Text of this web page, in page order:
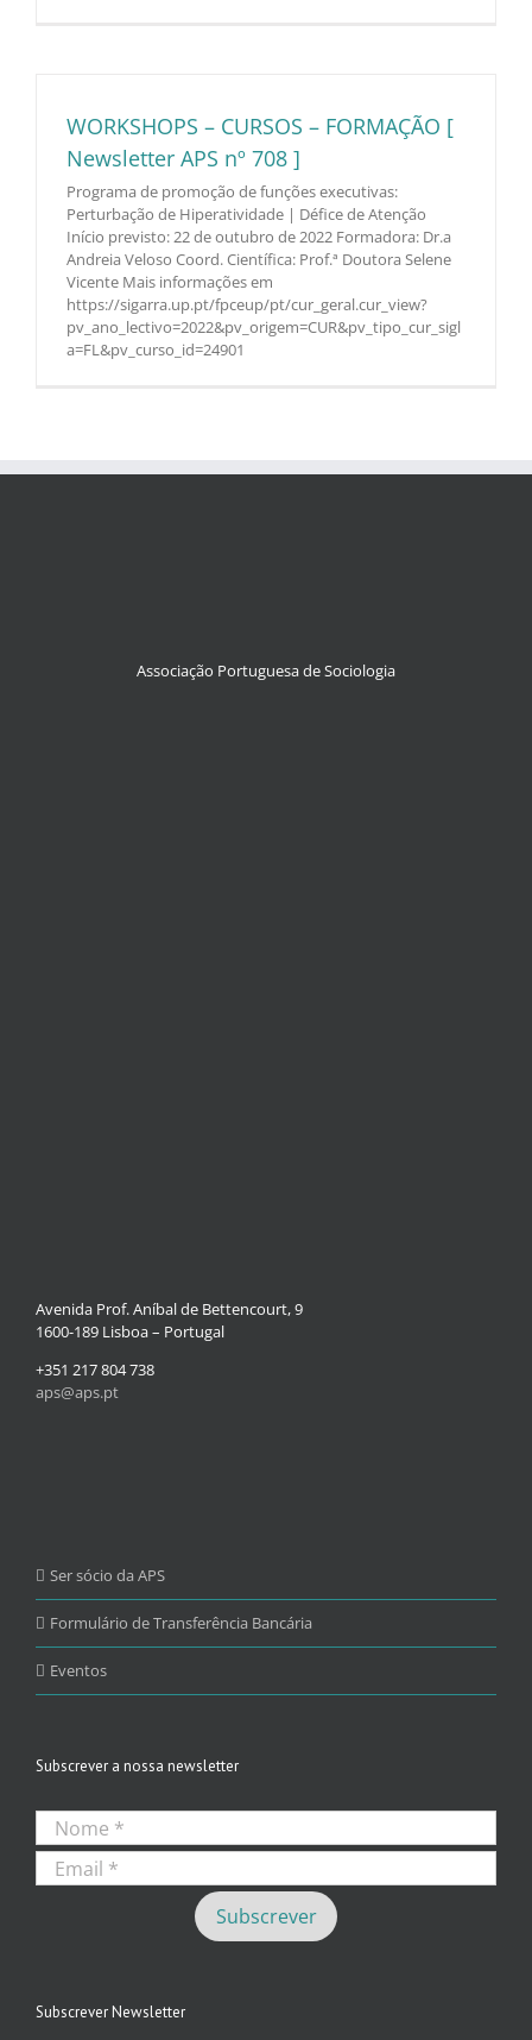
WORKSHOPS – CURSOS – FORMAÇÃO [
Newsletter APS nº 708 ]
Programa de promoção de funções executivas:
Perturbação de Hiperatividade | Défice de Atenção
Início previsto: 22 de outubro de 2022 Formadora: Dr.a
Andreia Veloso Coord. Científica: Prof.ª Doutora Selene
Vicente Mais informações em
https://sigarra.up.pt/fpceup/pt/cur_geral.cur_view?
pv_ano_lectivo=2022&pv_origem=CUR&pv_tipo_cur_sigl
a=FL&pv_curso_id=24901
Associação Portuguesa de Sociologia
Avenida Prof. Aníbal de Bettencourt, 9
1600-189 Lisboa – Portugal
+351 217 804 738
aps@aps.pt
Ser sócio da APS
Formulário de Transferência Bancária
Eventos
Subscrever a nossa newsletter
Subscrever Newsletter